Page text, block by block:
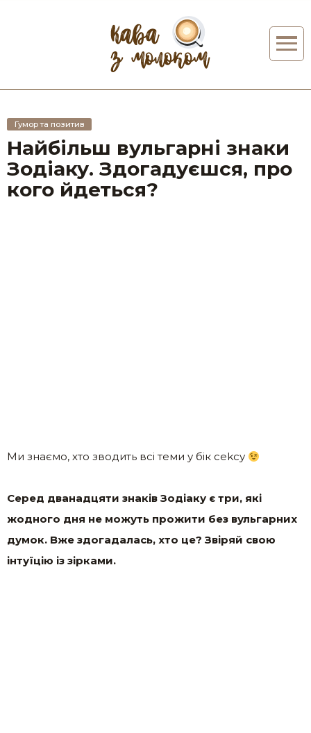
Гумор та позитив
Найбільш вульгарні знаки
Зодіаку. Здогадуєшся, про
кого йдеться?
Ми знаємо, хто зводить всі теми у бік сеkсу
Серед дванадцяти знаків Зодіаку є три, які
жодного дня не можуть прожити без вульгарних
думок. Вже здогадалась, хто це? Звіряй свою
інтуїцію із зірками.